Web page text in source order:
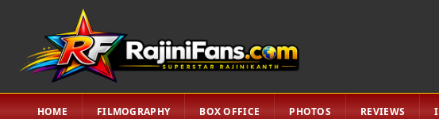
HOME FILMOGRAPHY BOX OFFICE PHOTOS REVIEWS